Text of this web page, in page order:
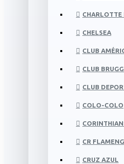
CHARLOTTE
CHELSEA
CLUB
CLUB
CLUB
COLO-COLO
CR
CRUZ AZUL